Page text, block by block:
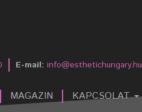
E-mail: info@esthetichungary.hu
MAGAZIN KAPCSOLAT